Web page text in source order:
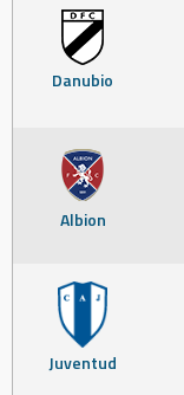
Danubio
Albion
Juventud